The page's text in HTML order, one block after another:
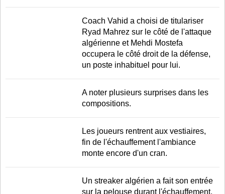
Coach Vahid a choisi de titulariser
Ryad Mahrez sur le côté de l'attaque
algérienne et Mehdi Mostefa
occupera le côté droit de la défense,
un poste inhabituel pour lui.
A noter plusieurs surprises dans les
compositions.
Les joueurs rentrent aux vestiaires,
fin de l'échauffement l'ambiance
monte encore d'un cran.
Un streaker algérien a fait son entrée
sur la pelouse durant l'échauffement.